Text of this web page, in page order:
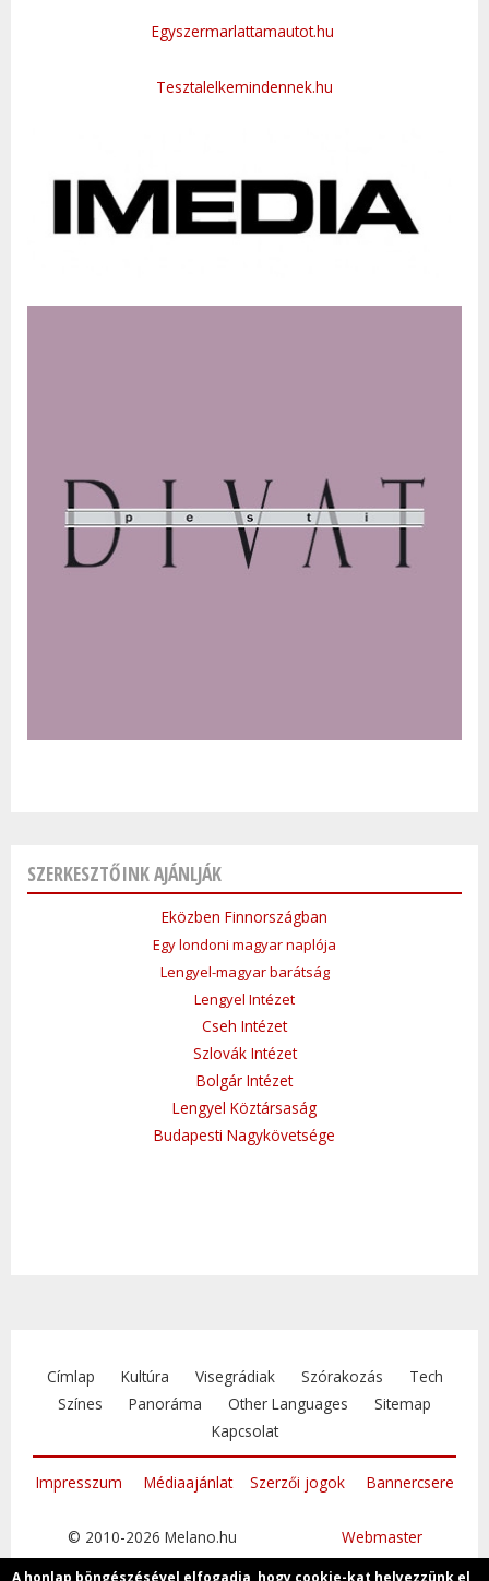
Egyszermarlattamautot.hu
Tesztalelkemindennek.hu
SZERKESZTŐINK AJÁNLJÁK
Eközben Finnországban
Egy londoni magyar naplója
Lengyel-magyar barátság
Lengyel Intézet
Cseh Intézet
Szlovák Intézet
Bolgár Intézet
Lengyel Köztársaság
Budapesti Nagykövetsége
Címlap Kultúra Visegrádiak Szórakozás
Tech
Színes
Panoráma Other Languages
Sitemap
Kapcsolat
Impresszum Médiaajánlat Szerzői jogok Bannercsere
© 2010-2026 Melano.hu Webmaster
A honlap böngészésével elfogadja, hogy cookie-kat helyezzünk el